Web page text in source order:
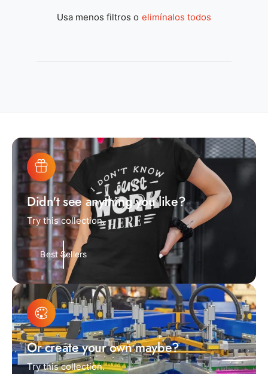
Usa menos filtros o elimínalos todos
Didn't see anything you like?
Try this collection.
Best Sellers
Or create your own maybe?
Try this collection.